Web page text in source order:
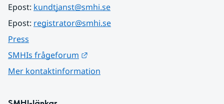
Epost: kundtjanst@smhi.se
Epost: registrator@smhi.se
Press
SMHIs frågeforum
Mer kontaktinformation